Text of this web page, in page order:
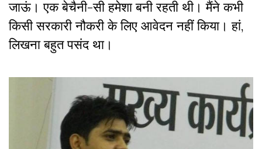
जाऊं। एक बेचैनी-सी हमेशा बनी रहती थी। मैंने कभी
किसी सरकारी नौकरी के लिए आवेदन नहीं किया। हां,
लिखना बहुत पसंद था।